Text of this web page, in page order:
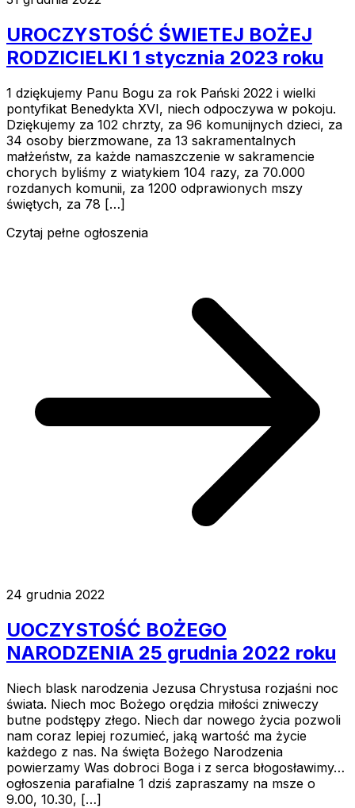
UROCZYSTOŚĆ ŚWIETEJ BOŻEJ
RODZICIELKI 1 stycznia 2023 roku
1 dziękujemy Panu Bogu za rok Pański 2022 i wielki
pontyfikat Benedykta XVI, niech odpoczywa w pokoju.
Dziękujemy za 102 chrzty, za 96 komunijnych dzieci, za
34 osoby bierzmowane, za 13 sakramentalnych
małżeństw, za każde namaszczenie w sakramencie
chorych byliśmy z wiatykiem 104 razy, za 70.000
rozdanych komunii, za 1200 odprawionych mszy
świętych, za 78 […]
Czytaj pełne ogłoszenia
24 grudnia 2022
UOCZYSTOŚĆ BOŻEGO
NARODZENIA 25 grudnia 2022 roku
Niech blask narodzenia Jezusa Chrystusa rozjaśni noc
świata. Niech moc Bożego orędzia miłości zniweczy
butne podstępy złego. Niech dar nowego życia pozwoli
nam coraz lepiej rozumieć, jaką wartość ma życie
każdego z nas. Na święta Bożego Narodzenia
powierzamy Was dobroci Boga i z serca błogosławimy…
ogłoszenia parafialne 1 dziś zapraszamy na msze o
9.00, 10.30, […]